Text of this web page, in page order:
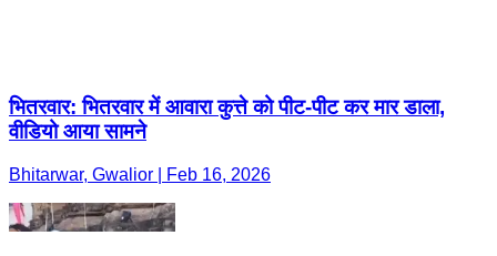
भितरवार: भितरवार में आवारा कुत्ते को पीट-पीट कर मार डाला,
वीडियो आया सामने
Bhitarwar, Gwalior | Feb 16, 2026